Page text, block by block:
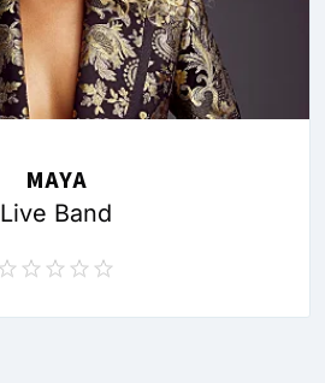
MAYA
Live Band